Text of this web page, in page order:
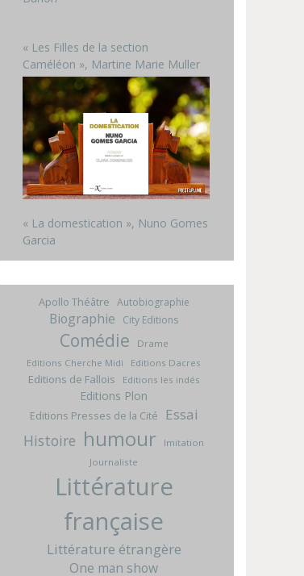
« Les Filles de la section
Caméléon », Martine Marie Muller
« La domestication », Nuno Gomes
Garcia
Apollo Théâtre Autobiographie
Biographie City Editions
Comédie
Drame
Editions Cherche Midi
Editions Dacres
Editions de Fallois Editions les indés
Editions Plon
Editions Presses de la Cité Essai
Histoire humour
Imitation
Journaliste
Littérature
française
Littérature étrangère
One man show